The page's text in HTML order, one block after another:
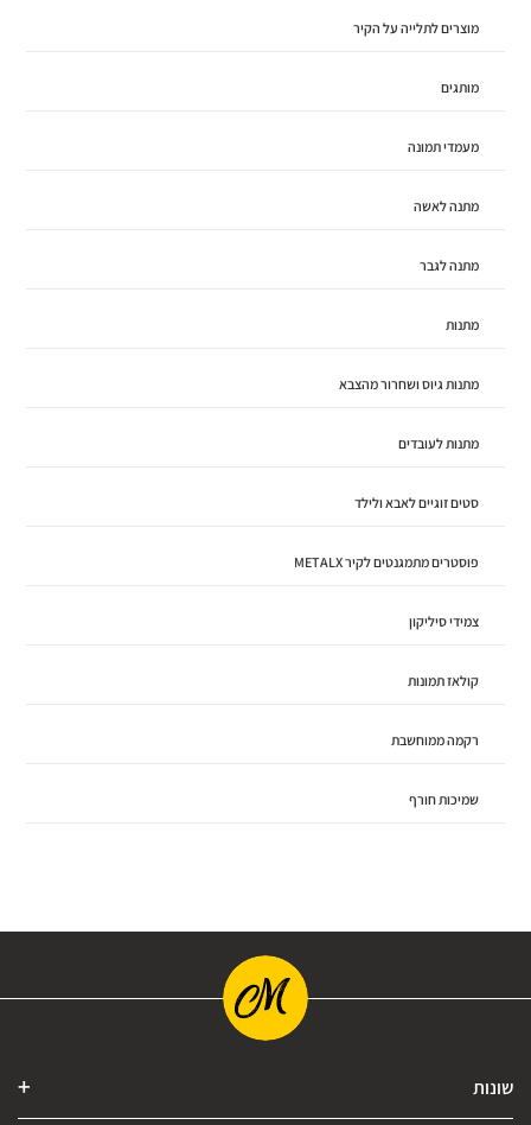
מוצרים לתלייה על הקיר
מותגים
מעמדי תמונה
מתנה לאשה
מתנה לגבר
מתנות
מתנות גיוס ושחרור מהצבא
מתנות לעובדים
סטים זוגיים לאבא ולילד
פוסטרים מתמגנטים לקיר METALX
צמידי סיליקון
קולאז תמונות
רקמה ממוחשבת
שמיכות חורף
שונות